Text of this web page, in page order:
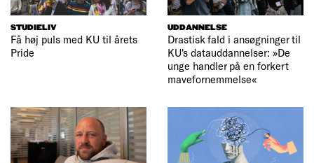
STUDIELIV
Få høj puls med KU til årets
Pride
UDDANNELSE
Drastisk fald i ansøgninger til
KU's datauddannelser: »De
unge handler på en forkert
mavefornemmelse«